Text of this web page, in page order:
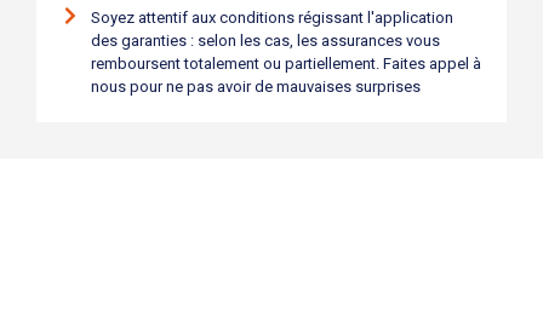
Soyez attentif aux conditions régissant l'application
des garanties : selon les cas, les assurances vous
remboursent totalement ou partiellement. Faites appel à
nous pour ne pas avoir de mauvaises surprises